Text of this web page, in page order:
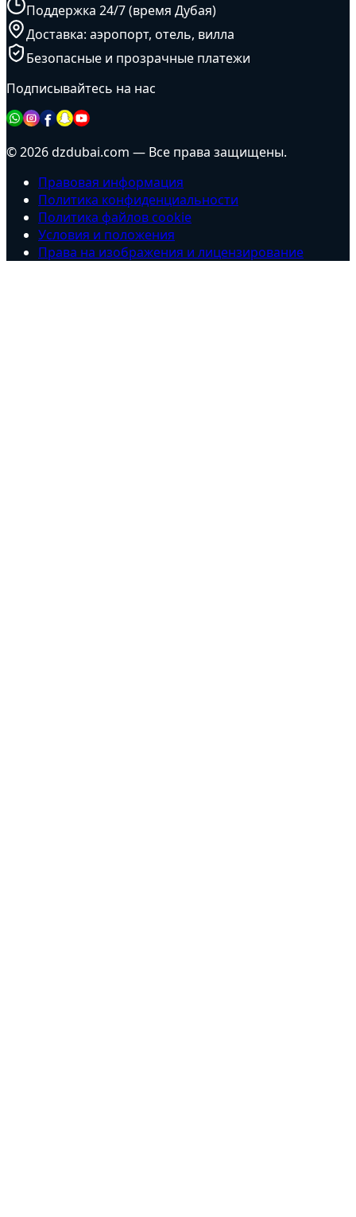
Поддержка 24/7 (время Дубая)
Доставка: аэропорт, отель, вилла
Безопасные и прозрачные платежи
Подписывайтесь на нас
© 2026 dzdubai.com — Все права защищены.
Правовая информация
Политика конфиденциальности
Политика файлов cookie
Условия и положения
Права на изображения и лицензирование